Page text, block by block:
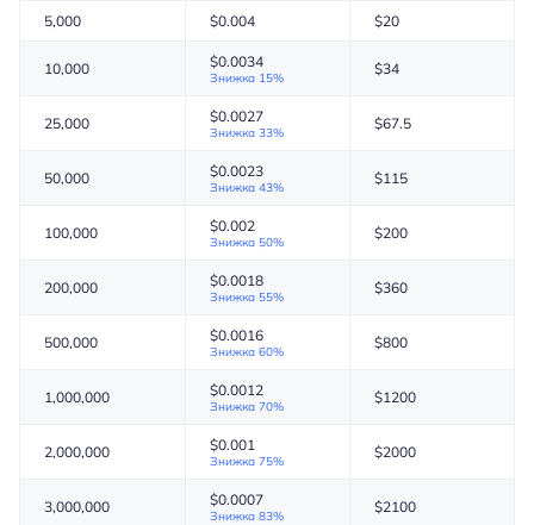
5,000 $0.004 $20
10,000 $0.0034
Знижка 15%
$34
25,000 $0.0027
Знижка 33%
$67.5
50,000 $0.0023
Знижка 43%
$115
100,000 $0.002
Знижка 50%
$200
200,000 $0.0018
Знижка 55%
$360
500,000 $0.0016
Знижка 60%
$800
1,000,000 $0.0012
Знижка 70%
$1200
2,000,000 $0.001
Знижка 75%
$2000
3,000,000 $0.0007
Знижка 83%
$2100